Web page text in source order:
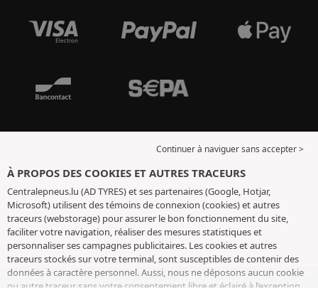
Continuer à naviguer sans accepter >
À PROPOS DES COOKIES ET AUTRES TRACEURS
Centralepneus.lu (AD TYRES) et ses partenaires (Google, Hotjar,
Microsoft) utilisent des témoins de connexion (cookies) et autres
traceurs (webstorage) pour assurer le bon fonctionnement du site,
faciliter votre navigation, réaliser des mesures statistiques et
personnaliser ses campagnes publicitaires. Les cookies et autres
traceurs stockés sur votre terminal, sont susceptibles de contenir des
données à caractère personnel. Aussi, nous ne déposons aucun cookie